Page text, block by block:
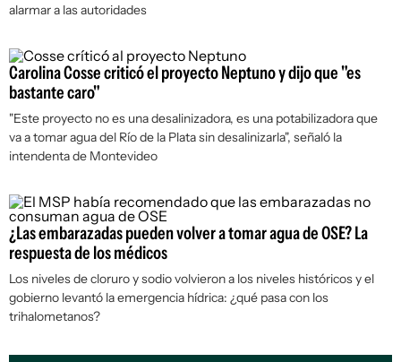
alarmar a las autoridades
Carolina Cosse criticó el proyecto Neptuno y dijo que "es
bastante caro"
"Este proyecto no es una desalinizadora, es una potabilizadora que
va a tomar agua del Río de la Plata sin desalinizarla", señaló la
intendenta de Montevideo
¿Las embarazadas pueden volver a tomar agua de OSE? La
respuesta de los médicos
Los niveles de cloruro y sodio volvieron a los niveles históricos y el
gobierno levantó la emergencia hídrica: ¿qué pasa con los
trihalometanos?